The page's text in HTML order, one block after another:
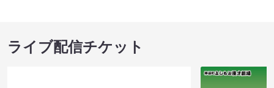
ライブ配信チケット